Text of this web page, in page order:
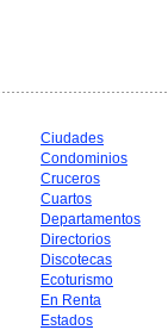
Ciudades
Condominios
Cruceros
Cuartos
Departamentos
Directorios
Discotecas
Ecoturismo
En Renta
Estados